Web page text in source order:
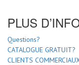
PLUS
Questions?
CATALOGUE GRATUIT?
CLIENTS